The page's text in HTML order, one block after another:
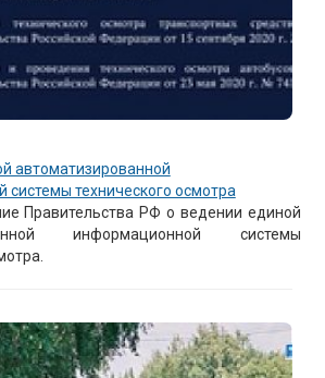
автоматизированной
технического осмотра
Правительства РФ о ведении единой
информационной системы